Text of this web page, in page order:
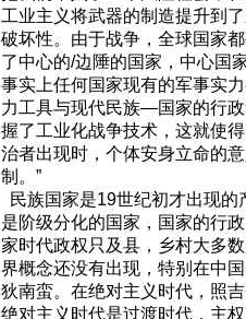
工业主义将武器的制造提升到
破坏性。由于战争，全球国家
了中心的/边陲的国家，中心国
事实上任何国家现有的军事实
力工具与现代民族—国家的行
握了工业化战争技术，这就使
治者出现时，个体安身立命的
制。”
民族国家是19世纪初才出现
是阶级分化的国家，国家的行
家时代政权只及县，乡村大多
界概念还没有出现，特别在中
狄南蛮。在绝对主义时代，照
绝对主义时代是过渡时代，主